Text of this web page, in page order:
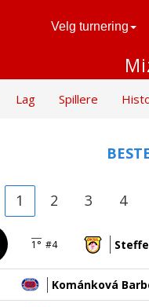
Velg turnering
Lag Spillere
1 2 3 4
1° #4
Kománková